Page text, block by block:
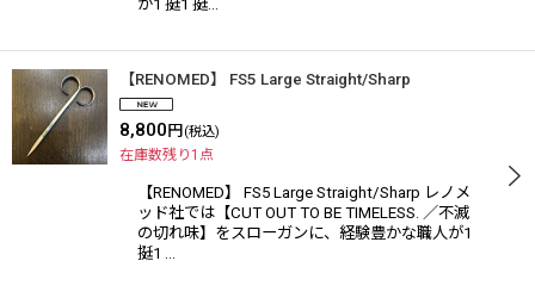
が1 挺1 挺…
【RENOMED】 FS5 Large Straight/Sharp
8,800 円 (税込)
在庫数残り1点
【RENOMED】 FS5 Large Straight/Sharp レノメ
ッド社では【CUT OUT TO BE TIMELESS. ／不滅
の切れ味】をスローガンに、経験豊かな職人が1
挺1 …